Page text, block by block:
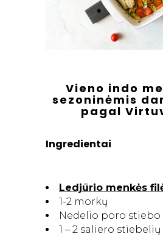
Vieno indo
sezoninėmis
pagal
Ingredientai
Ledjūrio menkės
1-2 morkų
Nedelio poro stiebo
1 – 2 saliero stiebelių